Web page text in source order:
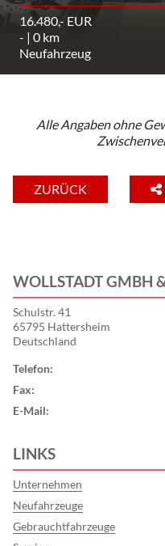
16.480,- EUR
- | 0 km
Neufahrzeug
Alle Angaben ohne
ZURÜCK
WOLLSTADT GMBH
Schulstr. 41
65795 Hattersheim
Deutschland
Telefon:
Fax:
E-Mail:
LINKS
Unternehmen
Neufahrzeuge
Gebrauchtfahrzeuge